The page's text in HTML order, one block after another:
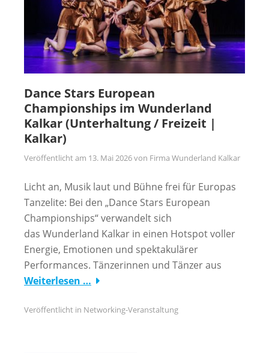
Dance Stars European
Championships im Wunderland
Kalkar (Unterhaltung / Freizeit |
Kalkar)
Veröffentlicht am 13. Mai 2026von Firma Wunderland Kalkar
Licht an, Musik laut und Bühne frei für Europas
Tanzelite: Bei den „Dance Stars European
Championships“ verwandelt sich
das Wunderland Kalkar in einen Hotspot voller
Energie, Emotionen und spektakulärer
Performances. Tänzerinnen und Tänzer aus
Weiterlesen …
Veröffentlicht in Networking-Veranstaltung